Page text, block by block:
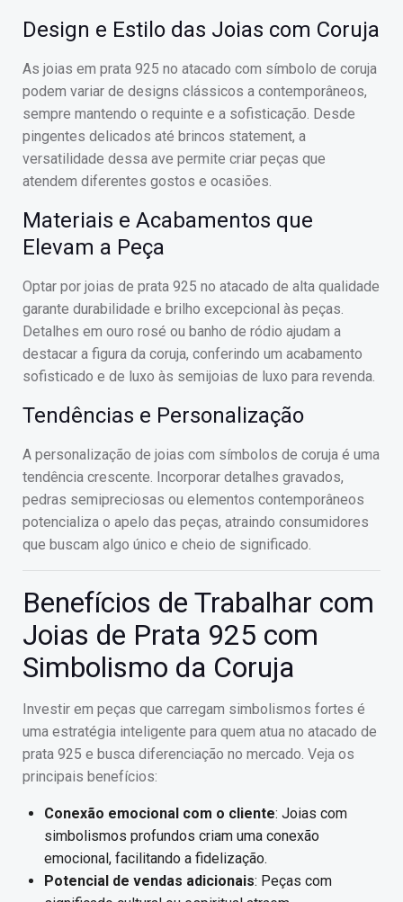
Design e Estilo das Joias com Coruja
As joias em prata 925 no atacado com símbolo de coruja
podem variar de designs clássicos a contemporâneos,
sempre mantendo o requinte e a sofisticação. Desde
pingentes delicados até brincos statement, a
versatilidade dessa ave permite criar peças que
atendem diferentes gostos e ocasiões.
Materiais e Acabamentos que
Elevam a Peça
Optar por joias de prata 925 no atacado de alta qualidade
garante durabilidade e brilho excepcional às peças.
Detalhes em ouro rosé ou banho de ródio ajudam a
destacar a figura da coruja, conferindo um acabamento
sofisticado e de luxo às semijoias de luxo para revenda.
Tendências e Personalização
A personalização de joias com símbolos de coruja é uma
tendência crescente. Incorporar detalhes gravados,
pedras semipreciosas ou elementos contemporâneos
potencializa o apelo das peças, atraindo consumidores
que buscam algo único e cheio de significado.
Benefícios de Trabalhar com
Joias de Prata 925 com
Simbolismo da Coruja
Investir em peças que carregam simbolismos fortes é
uma estratégia inteligente para quem atua no atacado de
prata 925 e busca diferenciação no mercado. Veja os
principais benefícios:
Conexão emocional com o cliente: Joias com
simbolismos profundos criam uma conexão
emocional, facilitando a fidelização.
Potencial de vendas adicionais: Peças com